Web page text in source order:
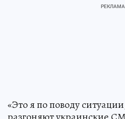
«Это я по поводу